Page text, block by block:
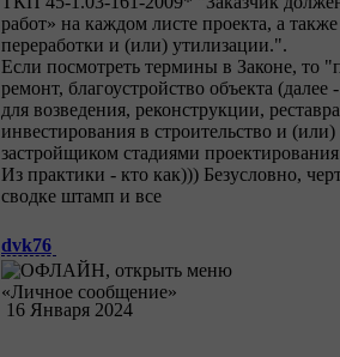
работ» на каждом листе проекта, а
переработки и (или) утилизации.".
Если посмотреть термины в Законе, то
ремонт, благоустройство объекта
для возведения, реконструкции,
инвестирования в строительство и
застройщиком стадиями
Из практики - кто как))) Безусловно,
сводке штамп и все
dvk76
16 Января 2024